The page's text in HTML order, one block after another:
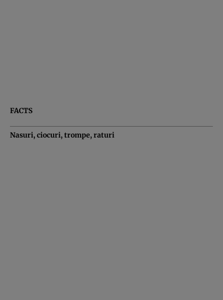
FACTS
Nasuri, ciocuri, trompe, raturi